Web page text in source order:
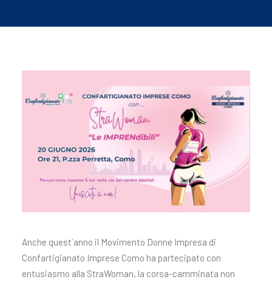
Anche quest`anno il Movimento Donne Impresa di
Confartigianato Imprese Como ha partecipato con
entusiasmo alla StraWoman, la corsa-camminata non